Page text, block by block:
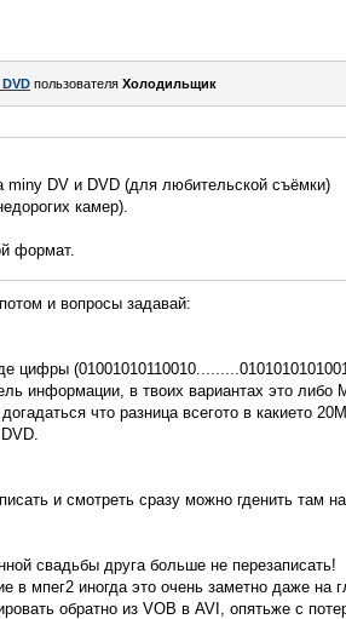
пользователя Холодильщик
DV и DVD (для любительской съёмки)
камер).
формат.
и вопросы задавай:
информации, в твоих вариантах это либо
что разница всегото в какието
и смотреть сразу можно гденить там
свадьбы друга больше не перезаписать!
мпег2 иногда это очень заметно даже на
обратно из VOB в AVI, опятьже с